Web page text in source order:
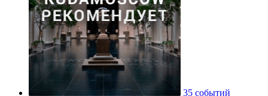
35 событий